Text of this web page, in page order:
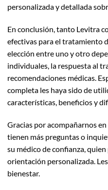
personalizada y detallada
En conclusión, tanto Levitra
efectivas para el tratamiento
elección entre uno y otro
individuales, la respuesta al
recomendaciones médicas.
completa les haya sido de
características, beneficios y
Gracias por acompañarnos
tienen más preguntas o
su médico de confianza,
orientación personalizada.
bienestar.